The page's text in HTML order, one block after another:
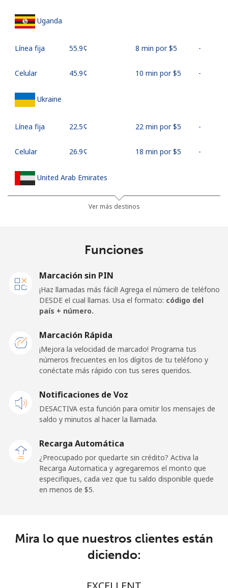
Uganda
Línea fija ⁦55.9¢⁩ 8 min por ⁦$5⁩ -
Celular ⁦45.9¢⁩ 10 min por ⁦$5⁩ -
Ukraine
Línea fija ⁦22.5¢⁩ 22 min por ⁦$5⁩ -
Celular ⁦26.9¢⁩ 18 min por ⁦$5⁩ -
United Arab Emirates
21 min por ⁦$5⁩
United Kingdom
Línea fija
⁦$5⁩
Premium ⁦42.5¢⁩ 11 min por ⁦$5⁩
All country ⁦1.5¢⁩
333 min por
⁦$5⁩
-
Uruguay
Línea fija ⁦9.5¢⁩ 52 min por ⁦$5⁩ -
Us Virgin Islands
Ver más destinos
Funciones
Marcación sin PIN
¡Haz llamadas más fácil! Agrega el número de teléfono
DESDE el cual llamas. Usa el formato: código del
país + número.
Marcación Rápida
¡Mejora la velocidad de marcado! Programa tus
números frecuentes en los dígitos de tu teléfono y
conéctate más rápido con tus seres queridos.
Notificaciones de Voz
DESACTIVA esta función para omitir los mensajes de
saldo y minutos al hacer la llamada.
Recarga Automática
¿Preocupado por quedarte sin crédito? Activa la
Recarga Automatica y agregaremos el monto que
especifiques, cada vez que tu saldo disponible quede
en menos de ⁦$5⁩.
Mira lo que nuestros clientes están
diciendo: